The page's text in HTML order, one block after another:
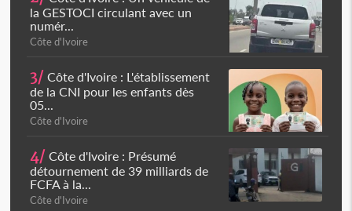
la GESTOCI circulant avec un
numér...
Côte d'Ivoire
3/ Côte d'Ivoire : L'établissement
de la CNI pour les enfants dès
05...
Côte d'Ivoire
4/ Côte d'Ivoire : Présumé
détournement de 39 milliards de
FCFA à la...
Côte d'Ivoire